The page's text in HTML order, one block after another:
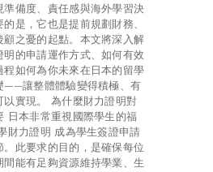
準備度、責任感與海外學習決
是，它也是提前規劃財務、
顧之憂的起點。本文將深入解
明的申請運作方式、如何有效
程如何為你未來在日本的留學
——讓整體體驗變得積極、有
以實現。 為什麼財力證明對
日本非常重視國際學生的福
財力證明 成為學生簽證申請
。此要求的目的，是確保每位
間能有足夠資源維持學業、生